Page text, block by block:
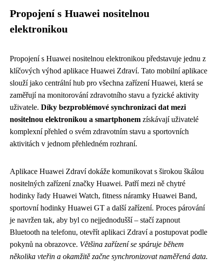
Propojení s Huawei nositelnou
elektronikou
Propojení s Huawei nositelnou elektronikou představuje jednu z
klíčových výhod aplikace Huawei Zdraví. Tato mobilní aplikace
slouží jako centrální hub pro všechna zařízení Huawei, která se
zaměřují na monitorování zdravotního stavu a fyzické aktivity
uživatele. Díky bezproblémové synchronizaci dat mezi
nositelnou elektronikou a smartphonem získávají uživatelé
komplexní přehled o svém zdravotním stavu a sportovních
aktivitách v jednom přehledném rozhraní.
Aplikace Huawei Zdraví dokáže komunikovat s širokou škálou
nositelných zařízení značky Huawei. Patří mezi ně chytré
hodinky řady Huawei Watch, fitness náramky Huawei Band,
sportovní hodinky Huawei GT a další zařízení. Proces párování
je navržen tak, aby byl co nejjednodušší – stačí zapnout
Bluetooth na telefonu, otevřít aplikaci Zdraví a postupovat podle
pokynů na obrazovce. Většina zařízení se spáruje během
několika vteřin a okamžitě začne synchronizovat naměřená data.